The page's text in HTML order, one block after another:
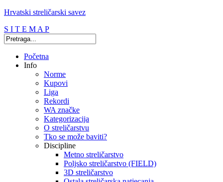
Hrvatski streličarski savez
S I T E M A P
Početna
Info
Norme
Kupovi
Liga
Rekordi
WA značke
Kategorizacija
O streličarstvu
Tko se može baviti?
Discipline
Metno streličarstvo
Poljsko streličarstvo (FIELD)
3D streličarstvo